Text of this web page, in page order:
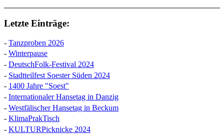
Letzte Einträge:
- Tanzproben 2026
- Winterpause
- DeutschFolk-Festival 2024
- Stadtteilfest Soester Süden 2024
- 1400 Jahre "Soest"
- Internationaler Hansetag in Danzig
- Westfälischer Hansetag in Beckum
- KlimaPrakTisch
- KULTURPicknicke 2024